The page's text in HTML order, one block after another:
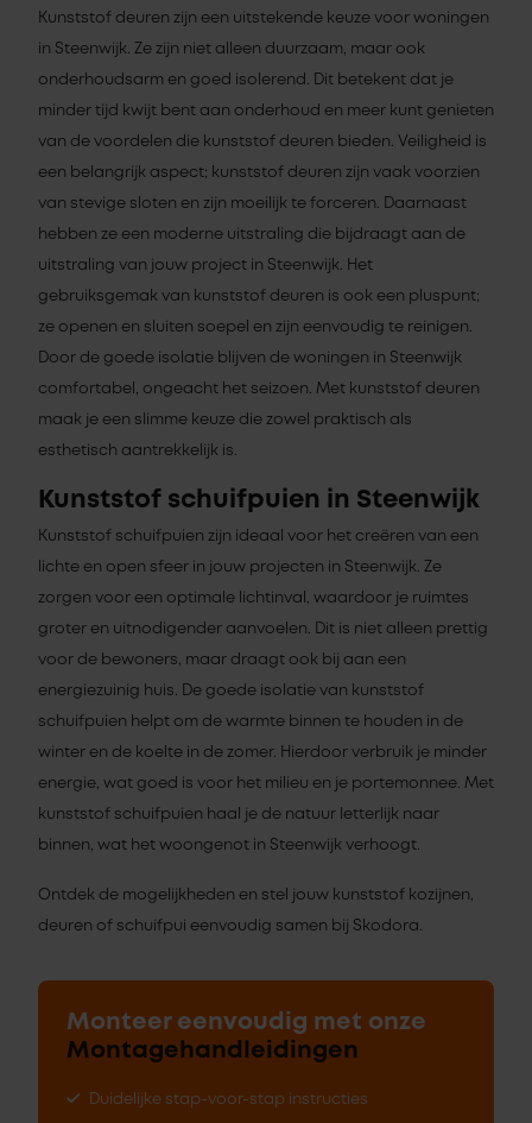
Kunststof deuren zijn een uitstekende keuze voor woningen
in Steenwijk. Ze zijn niet alleen duurzaam, maar ook
onderhoudsarm en goed isolerend. Dit betekent dat je
minder tijd kwijt bent aan onderhoud en meer kunt genieten
van de voordelen die kunststof deuren bieden. Veiligheid is
een belangrijk aspect; kunststof deuren zijn vaak voorzien
van stevige sloten en zijn moeilijk te forceren. Daarnaast
hebben ze een moderne uitstraling die bijdraagt aan de
uitstraling van jouw project in Steenwijk. Het
gebruiksgemak van kunststof deuren is ook een pluspunt;
ze openen en sluiten soepel en zijn eenvoudig te reinigen.
Door de goede isolatie blijven de woningen in Steenwijk
comfortabel, ongeacht het seizoen. Met kunststof deuren
maak je een slimme keuze die zowel praktisch als
esthetisch aantrekkelijk is.
Kunststof schuifpuien in Steenwijk
Kunststof schuifpuien zijn ideaal voor het creëren van een
lichte en open sfeer in jouw projecten in Steenwijk. Ze
zorgen voor een optimale lichtinval, waardoor je ruimtes
groter en uitnodigender aanvoelen. Dit is niet alleen prettig
voor de bewoners, maar draagt ook bij aan een
energiezuinig huis. De goede isolatie van kunststof
schuifpuien helpt om de warmte binnen te houden in de
winter en de koelte in de zomer. Hierdoor verbruik je minder
energie, wat goed is voor het milieu en je portemonnee. Met
kunststof schuifpuien haal je de natuur letterlijk naar
binnen, wat het woongenot in Steenwijk verhoogt.
Ontdek de mogelijkheden en stel jouw kunststof kozijnen,
deuren of schuifpui eenvoudig samen bij Skodora.
Monteer eenvoudig met onze
Montagehandleidingen
Duidelijke stap-voor-stap instructies